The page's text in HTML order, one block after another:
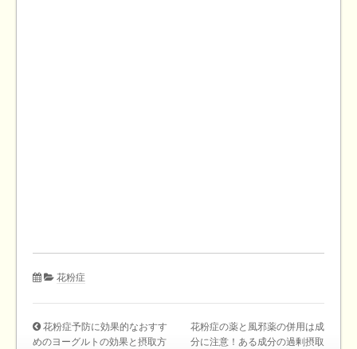
花粉症
花粉症予防に効果的なおすす
めのヨーグルトの効果と摂取方
花粉症の薬と風邪薬の併用は成
分に注意！ある成分の過剰摂取